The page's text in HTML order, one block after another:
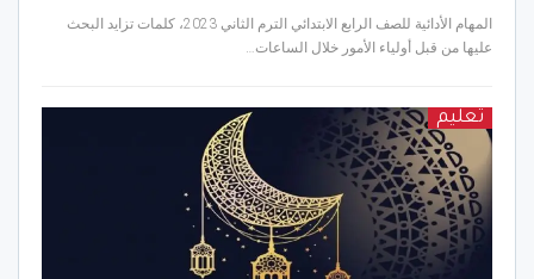
المهام الأدائية للصف الرابع الابتدائي الترم الثاني 2023، كلمات تزايد البحث
عليها من قبل أولياء الأمور خلال الساعات…
تعليم